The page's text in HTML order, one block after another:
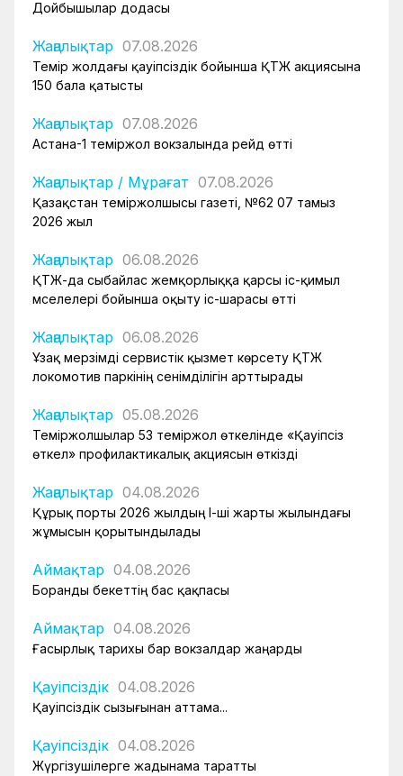
Дойбышылар додасы
Жаңалықтар 07.08.2026
Темір жолдағы қауіпсіздік бойынша ҚТЖ акциясына
150 бала қатысты
Жаңалықтар 07.08.2026
Астана-1 теміржол вокзалында рейд өтті
Жаңалықтар / Мұрағат 07.08.2026
Қазақстан теміржолшысы газеті, №62 07 тамыз
2026 жыл
Жаңалықтар 06.08.2026
ҚТЖ-да сыбайлас жемқорлыққа қарсы іс-қимыл
мәселелері бойынша оқыту іс-шарасы өтті
Жаңалықтар 06.08.2026
Ұзақ мерзімді сервистік қызмет көрсету ҚТЖ
локомотив паркінің сенімділігін арттырады
Жаңалықтар 05.08.2026
Теміржолшылар 53 теміржол өткелінде «Қауіпсіз
өткел» профилактикалық акциясын өткізді
Жаңалықтар 04.08.2026
Құрық порты 2026 жылдың І-ші жарты жылындағы
жұмысын қорытындылады
Аймақтар 04.08.2026
Боранды бекеттің бас қақпасы
Аймақтар 04.08.2026
Ғасырлық тарихы бар вокзалдар жаңарды
Қауіпсіздік 04.08.2026
Қауіпсіздік сызығынан аттама...
Қауіпсіздік 04.08.2026
Жүргізушілерге жадынама таратты